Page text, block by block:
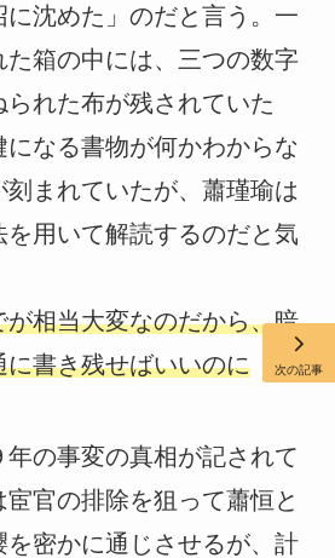
に沈めた」のだと言う。一
箱の中には、三つの数字
れた布が残されていた
なる書物が何かわからな
まれていたが、蕭瑾瑜は
用いて解読するのだと気
相当大変なのだから、暗
書き残せばいいのに
の事変の真相が記されて
官の排除を狙って蕭恒と
密かに通じさせるが、計
次の記事